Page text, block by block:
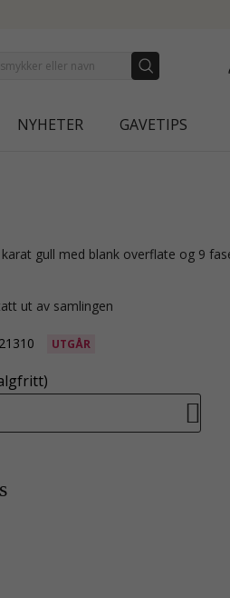
NYHETER GAVETIPS
ut av samlingen
21310 UTGÅR